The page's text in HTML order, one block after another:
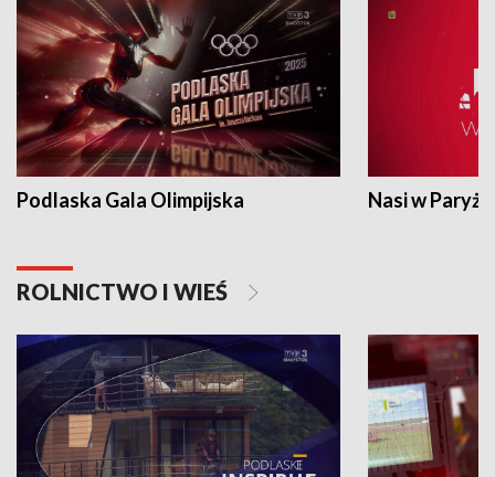
Podlaska Gala Olimpijska Nasi w Paryżu
ROLNICTWO I WIEŚ